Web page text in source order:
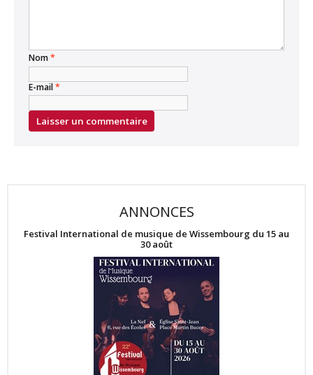
Nom*
E-mail*
ANNONCES
Festival International de musique de Wissembourg du 15 au
30 août